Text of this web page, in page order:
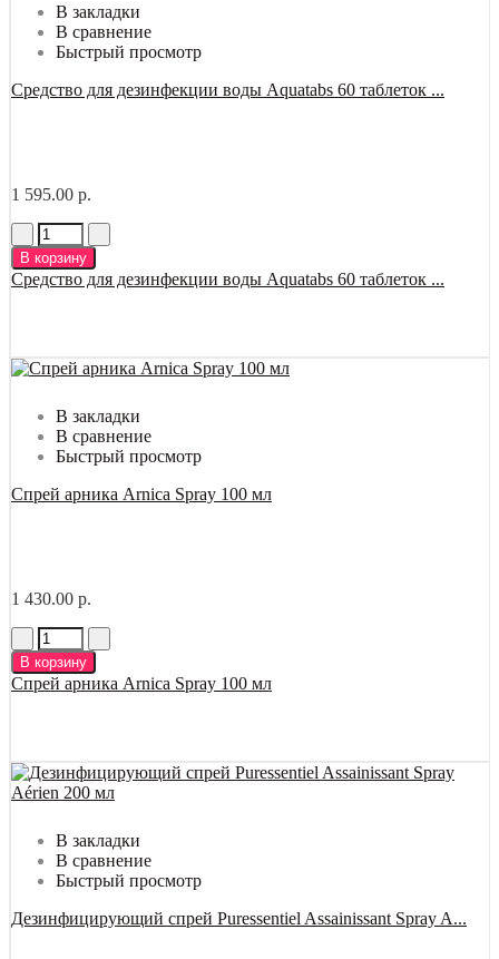
В закладки
В сравнение
Быстрый просмотр
Средство для дезинфекции воды Aquatabs 60 таблеток ...
1 595.00 р.
В корзину
Средство для дезинфекции воды Aquatabs 60 таблеток ...
В закладки
В сравнение
Быстрый просмотр
Спрей арника Arnica Spray 100 мл
1 430.00 р.
В корзину
Спрей арника Arnica Spray 100 мл
В закладки
В сравнение
Быстрый просмотр
Дезинфицирующий спрей Puressentiel Assainissant Spray A...